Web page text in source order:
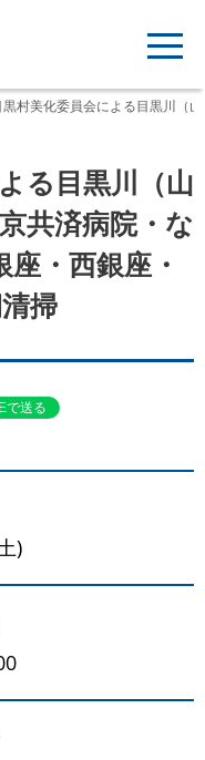
村美化委員会による目黒川（
る目黒川（山
共済病院・な
・西銀座・
掃
で送る
)